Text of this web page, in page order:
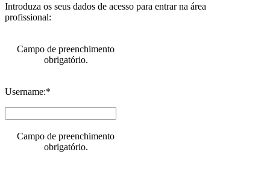
Introduza os seus dados de acesso para entrar na área
profissional:
Campo de preenchimento
obrigatório.
Username:*
Campo de preenchimento
obrigatório.